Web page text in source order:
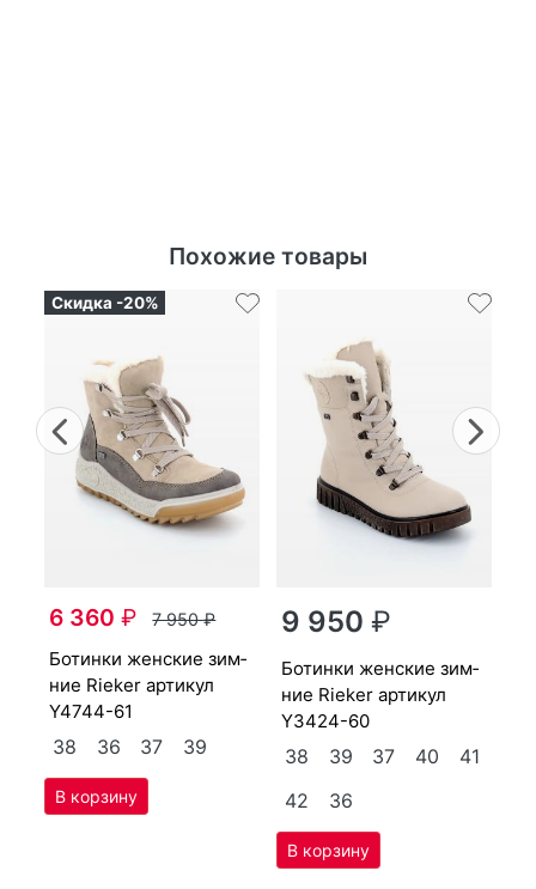
Похожие товары
Previous
Скидка -20%
6 360₽ 7 950₽
бо­тин­ки женс­кие зим­
ние Ri­eker артикул
Y4744-61
38 36 37 39
9 950₽
бо­тин­ки женс­кие зим­
ние Ri­eker артикул
Y3424-60
38 39 37 40
41
42
36